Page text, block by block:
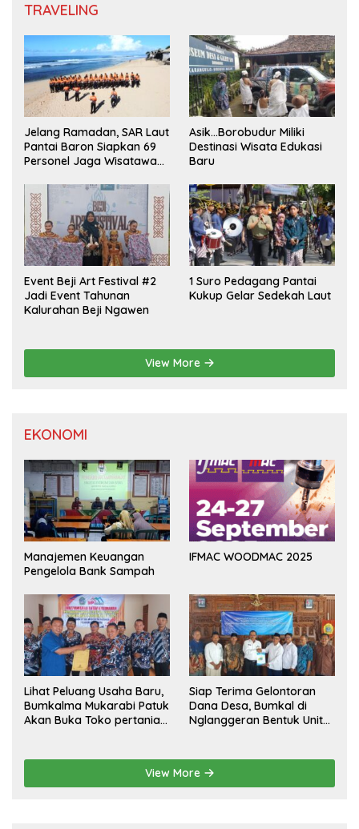
TRAVELING
Jelang Ramadan, SAR Laut
Pantai Baron Siapkan 69
Personel Jaga Wisatawan
Asik…Borobudur Miliki
Destinasi Wisata Edukasi
Baru
Event Beji Art Festival #2
Jadi Event Tahunan
Kalurahan Beji Ngawen
1 Suro Pedagang Pantai
Kukup Gelar Sedekah Laut
View More
EKONOMI
Manajemen Keuangan
Pengelola Bank Sampah
IFMAC WOODMAC 2025
Lihat Peluang Usaha Baru,
Bumkalma Mukarabi Patuk
Akan Buka Toko pertanian
Siap Terima Gelontoran
Dana Desa, Bumkal di
Nglanggeran Bentuk Unit
View More